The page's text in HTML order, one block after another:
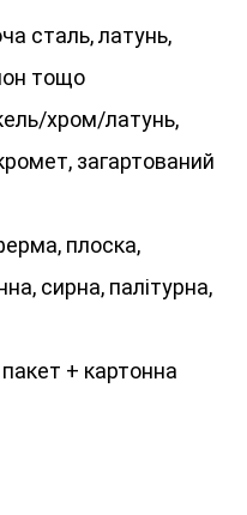
сталь, латунь,
тощо
хром/латунь,
загартований
плоска,
сирна, палітурна,
+ картонна